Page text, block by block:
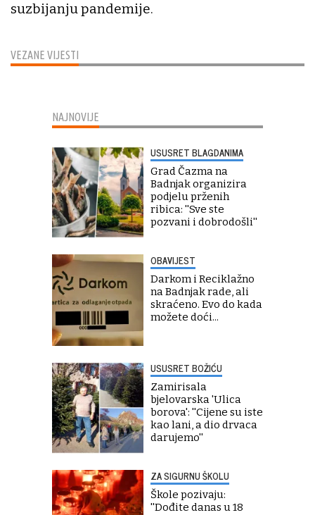
VEZANE VIJESTI
suzbijanju pandemije.
NAJNOVIJE
USUSRET BLAGDANIMA
Grad Čazma na
Badnjak organizira
podjelu prženih
ribica: ''Sve ste
pozvani i dobrodošli''
OBAVIJEST
Darkom i Reciklažno
na Badnjak rade, ali
skraćeno. Evo do kada
možete doći...
USUSRET BOŽIĆU
Zamirisala
bjelovarska 'Ulica
borova': ''Cijene su iste
kao lani, a dio drvaca
darujemo''
ZA SIGURNU ŠKOLU
Škole pozivaju:
''Dođite danas u 18